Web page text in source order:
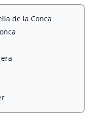
de la Conca